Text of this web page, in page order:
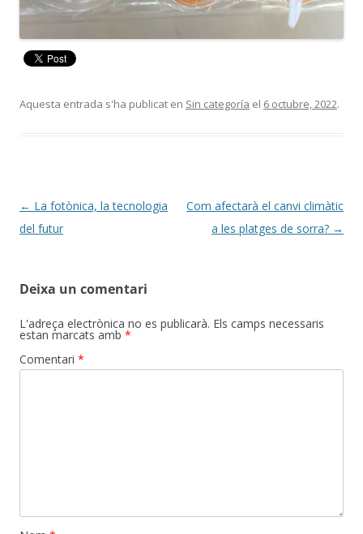
Aquesta entrada s'ha publicat en Sin categoría el 6 octubre, 2022.
Navegació
per
← La fotònica, la tecnologia
del futur
Com afectarà el canvi climàtic
a les platges de sorra? →
Deixa un comentari
L'adreça electrònica no es publicarà. Els camps necessaris
estan marcats amb *
Comentari *